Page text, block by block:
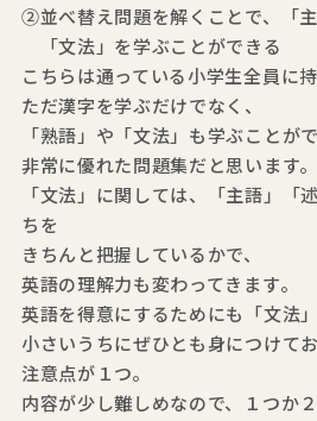
②並べ替え問題を解くことで、「
「文法」を学ぶことができる
こちらは通っている小学生全員に持
ただ漢字を学ぶだけでなく、
「熟語」や「文法」も学ぶことが
非常に優れた問題集だと思います。
「文法」に関しては、「主語」「
ちを
きちんと把握しているかで、
英語の理解力も変わってきます。
英語を得意にするためにも「文法
小さいうちにぜひとも身につけて
注意点が１つ。
内容が少し難しめなので、１つか